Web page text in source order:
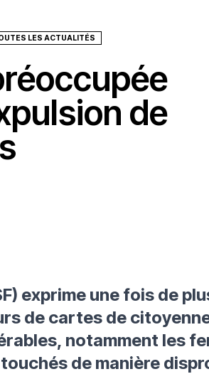
LES ACTUALITÉS
de
exprime une fois de
de cartes de
notamment les
de manière